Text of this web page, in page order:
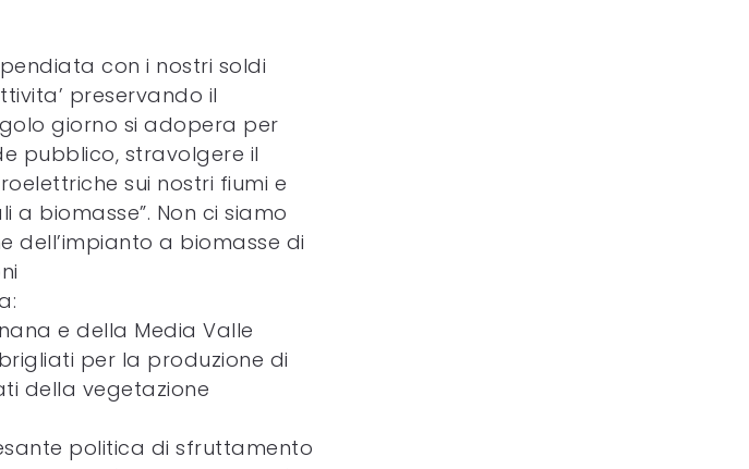
con i nostri soldi
preservando il
giorno si adopera per
pubblico, stravolgere il
sui nostri fiumi e
a biomasse”. Non ci siamo
dell’impianto a biomasse di
e della Media Valle
per la produzione di
della vegetazione
politica di sfruttamento